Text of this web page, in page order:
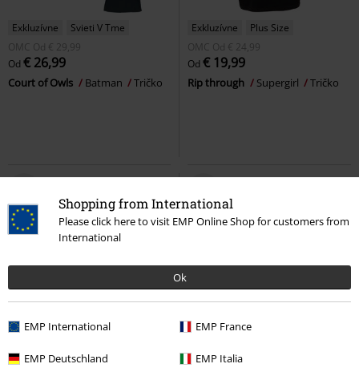
Shopping from International
Please click here to visit EMP Online Shop for customers from
International
Ok
EMP International EMP France
EMP Deutschland EMP Italia
Exkluzívne
Svieti V Tme
OMC Od € 29,99
Od € 26,99
Court of Owls Batman Tričko
Exkluzívne
Plus Size
OMC Od € 24,99
Od € 19,99
Rip through Supergirl Tričko
% Exkluzívne
Od € 26,39
Exkluzívne Novinky
€ 26,99